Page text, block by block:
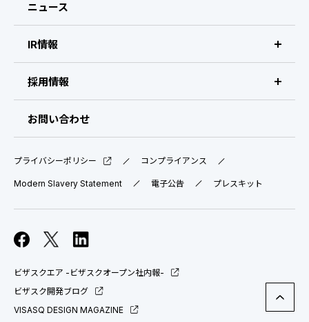
会社概要・拠点
ニュース
IR情報
IR情報 トップ
IRライブラリ
業績ハイライト
株式について
コーポレート・ガバナンス
よくある質問
ディスクロージャーポリシー
採用情報
採用サイト（日本）
中途採用：ビジネス職・コーポレート職
お問い合わせ
プライバシーポリシー コンプライアンス
Modern Slavery Statement 電子公告 プレスキット
ビザスクエア -ビザスクオープン社内報-
ビザスク開発ブログ
VISASQ DESIGN MAGAZINE